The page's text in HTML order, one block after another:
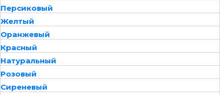
Персиковый
Желтый
Оранжевый
Красный
Натуральный
Розовый
Сиреневый